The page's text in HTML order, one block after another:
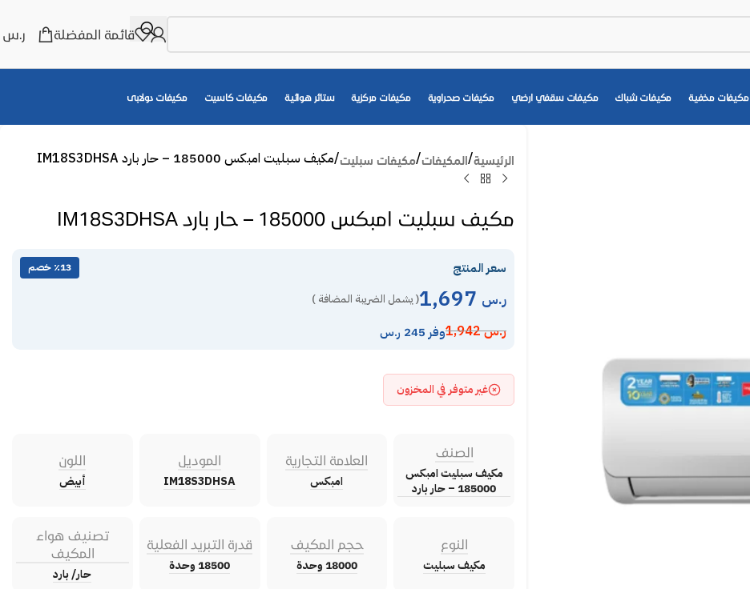
قائمة المفضلة ر.س
مكيفات مخفية مكيفات شباك مكيفات سقفي ارضي مكيفات صحراوية مكيفات مركزية ستائر هوائية مكيفات كاسيت مكيفات دولابى
الرئيسية المكيفات مكيفات سبليت مكيف سبليت امبكس 185000 – حار بارد IM18S3DHSA
مكيف سبليت امبكس 185000 – حار بارد IM18S3DHSA
سعر المنتج ٪13 خصم
ر.س ( يشمل الضريبة المضافة )
ر.س1,942 وفر 245 ر.س
غير متوفر في المخزون
الصنف
مكيف سبليت امبكس
185000 – حار بارد
العلامة التجارية
امبكس
الموديل
IM18S3DHSA
اللون
أبيض
النوع
مكيف سبليت
حجم المكيف
18000 وحدة
قدرة التبريد الفعلية
18500 وحدة
تصنيف هواء
المكيف
حار/ بارد